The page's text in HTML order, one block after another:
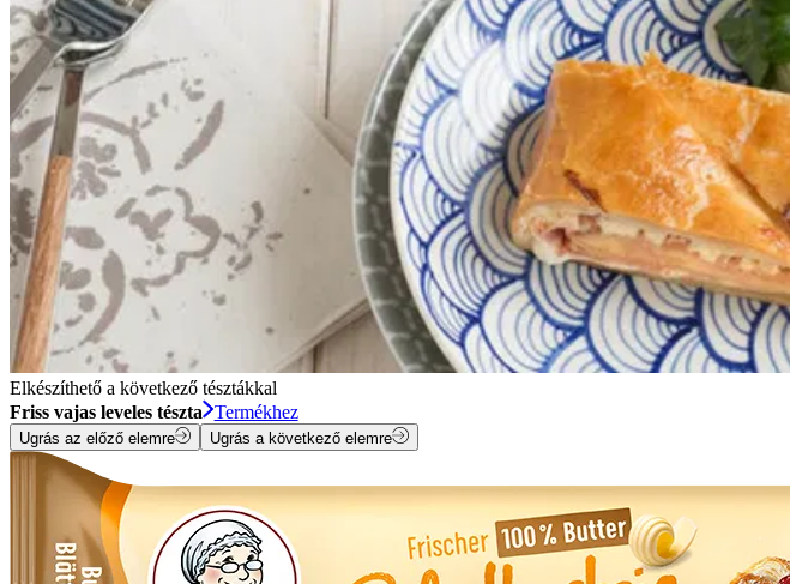
Elkészíthető a következő tésztákkal
Friss vajas leveles tészta
Termékhez
Ugrás az előző elemre Ugrás a következő elemre